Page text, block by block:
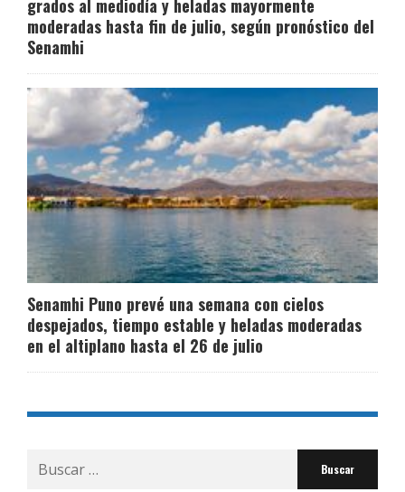
grados al mediodía y heladas mayormente
moderadas hasta fin de julio, según pronóstico del
Senamhi
Senamhi Puno prevé una semana con cielos
despejados, tiempo estable y heladas moderadas
en el altiplano hasta el 26 de julio
Buscar
por: